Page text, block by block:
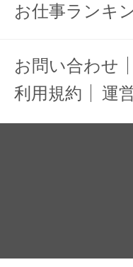
お仕事ランキ
お問い合わせ
利用規約
運